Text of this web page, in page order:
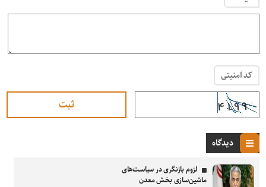
کد امنیتی
دیدگاه
لزوم بازنگری در سیاست‌های
ماشین‌سازی بخش معدن